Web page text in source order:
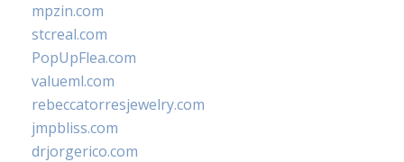
mpzin.com
stcreal.com
PopUpFlea.com
valueml.com
rebeccatorresjewelry.com
jmpbliss.com
drjorgerico.com